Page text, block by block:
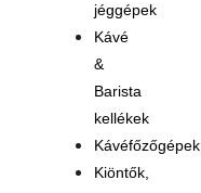
jéggépek
Kávé
&
Barista
kellékek
Kávéfőzőgépek
Kiöntők,